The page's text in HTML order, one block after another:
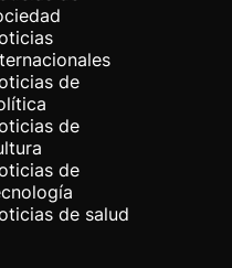
de
de
de
de salud